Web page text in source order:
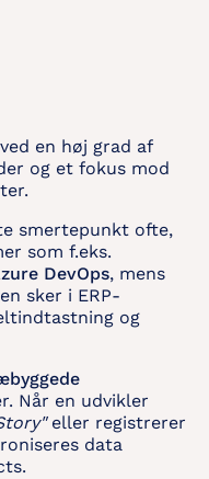
en høj grad af
og et fokus mod
smertepunkt ofte,
som f.eks.
DevOps, mens
sker i ERP-
og
Når en udvikler
eller registrerer
data